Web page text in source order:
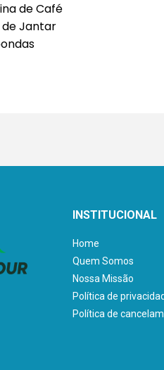
de Café
de Jantar
INSTITUCIONAL
Home
Quem Somos
Nossa Missão
Política de
Política de